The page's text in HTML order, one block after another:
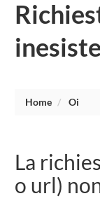
Home Oi
La
o url)